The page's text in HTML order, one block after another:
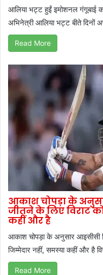
आलिया भट्ट हुईं इमोशनल गंगूबाई
अभिनेत्री आलिया भट्ट बीते दिनों
Read More
आकाश चोपड़ा के
जीतने के लिए विराट
कहीं और है
आकाश चोपड़ा के अनुसार आइसीसी
जिम्मेदार नहीं, समस्या कहीं और है
Read More